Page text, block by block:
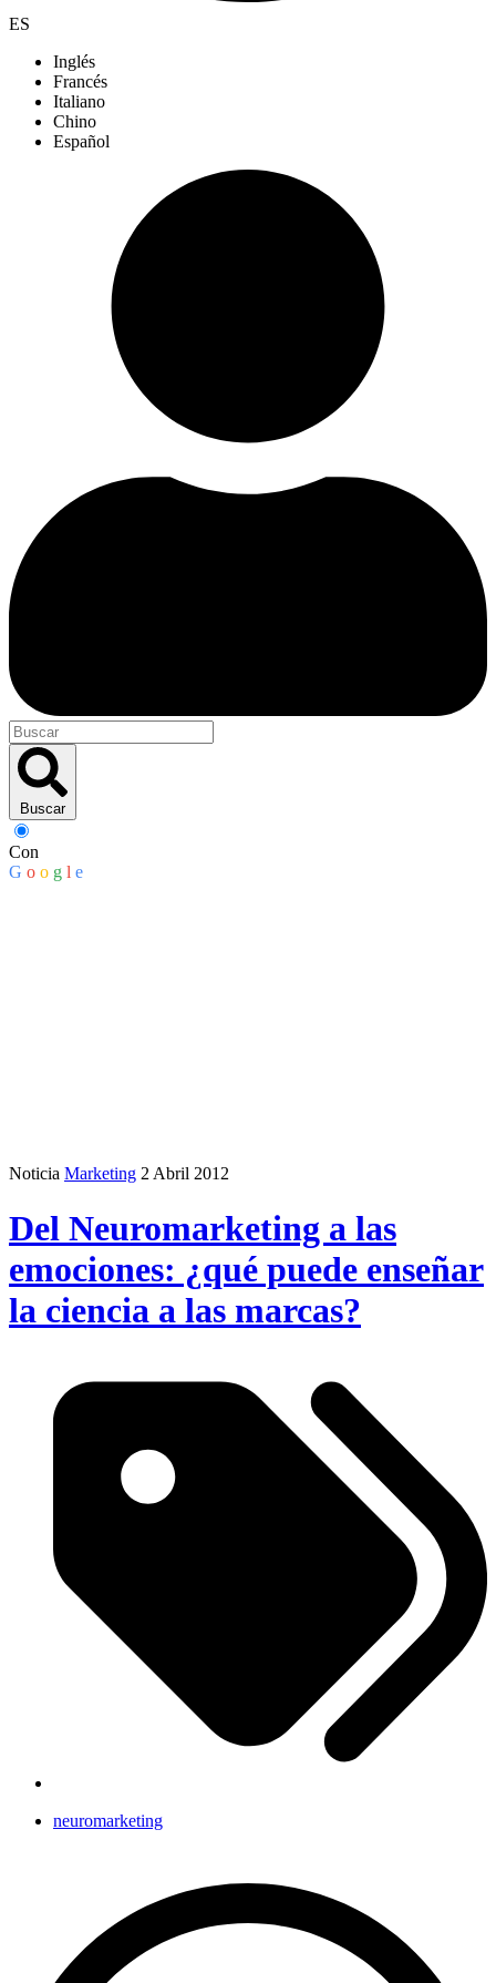
ES
Inglés
Francés
Italiano
Chino
Español
Buscar
Con
G o o g l e
Noticia Marketing 2 Abril 2012
Del Neuromarketing a las
emociones: ¿qué puede enseñar
la ciencia a las marcas?
neuromarketing